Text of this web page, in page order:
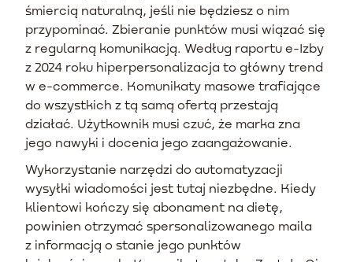
śmiercią naturalną, jeśli nie będziesz o nim
przypominać. Zbieranie punktów musi wiązać się
z regularną komunikacją. Według raportu e-Izby
z 2024 roku hiperpersonalizacja to główny trend
w e-commerce. Komunikaty masowe trafiające
do wszystkich z tą samą ofertą przestają
działać. Użytkownik musi czuć, że marka zna
jego nawyki i docenia jego zaangażowanie.
Wykorzystanie narzędzi do automatyzacji
wysyłki wiadomości jest tutaj niezbędne. Kiedy
klientowi kończy się abonament na dietę,
powinien otrzymać spersonalizowanego maila
z informacją o stanie jego punktów